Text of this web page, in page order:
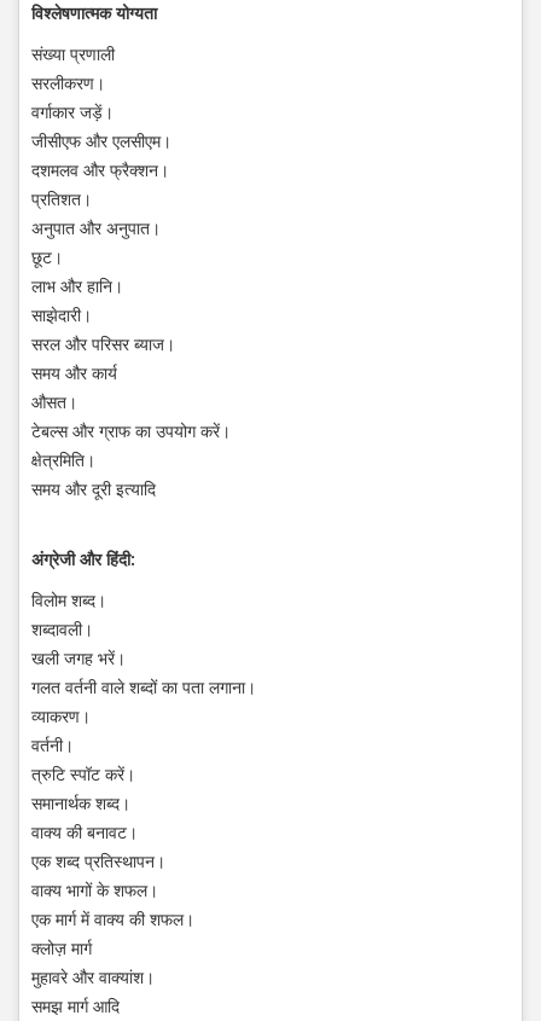
विश्लेषणात्मक योग्यता
संख्या प्रणाली
सरलीकरण।
वर्गाकार जड़ें।
जीसीएफ और एलसीएम।
दशमलव और फ्रैक्शन।
प्रतिशत।
अनुपात और अनुपात।
छूट।
लाभ और हानि।
साझेदारी।
सरल और परिसर ब्याज।
समय और कार्य
औसत।
टेबल्स और ग्राफ का उपयोग करें।
क्षेत्रमिति।
समय और दूरी इत्यादि
अंग्रेजी और हिंदी:
विलोम शब्द।
शब्दावली।
खली जगह भरें।
गलत वर्तनी वाले शब्दों का पता लगाना।
व्याकरण।
वर्तनी।
त्रुटि स्पॉट करें।
समानार्थक शब्द।
वाक्य की बनावट।
एक शब्द प्रतिस्थापन।
वाक्य भागों के शफल।
एक मार्ग में वाक्य की शफल।
क्लोज़ मार्ग
मुहावरे और वाक्यांश।
समझ मार्ग आदि